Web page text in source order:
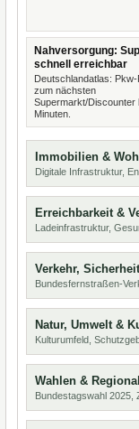
Nahversorgung:
schnell erreichbar
Deutschlandatlas:
zum nächsten
Supermarkt/Discounter
Minuten.
Immobilien &
Digitale Infrastruktur,
Erreichbarkeit &
Ladeinfrastruktur,
Verkehr,
Bundesfernstraßen-
Natur, Umwelt &
Kulturumfeld,
Wahlen &
Bundestagswahl 2025,